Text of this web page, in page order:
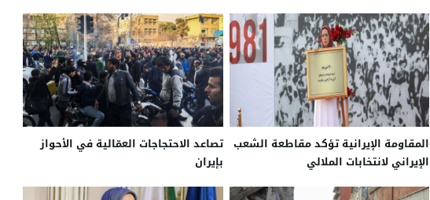
المقاومة الإيرانية تؤكد مقاطعة الشعب
الإيراني لانتخابات الملالي
تصاعد الاحتجاجات العمّالية في الأحواز
بإيران